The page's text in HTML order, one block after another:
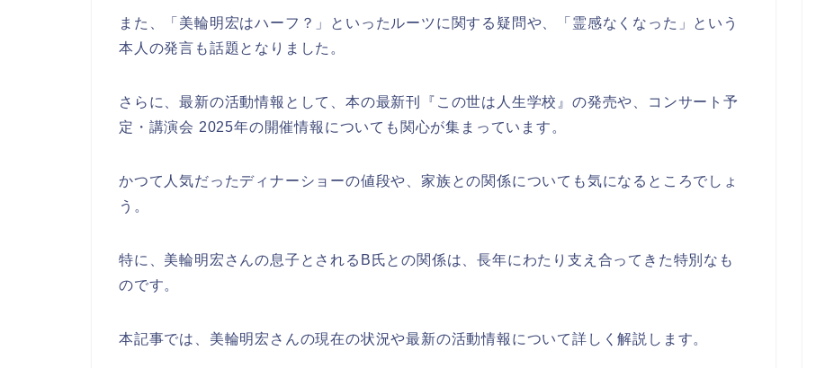
また、「美輪明宏はハーフ？」といったルーツに関する疑問や、「霊感なくなった」という
本人の発言も話題となりました。
さらに、最新の活動情報として、本の最新刊『この世は人生学校』の発売や、コンサート予
定・講演会 2025年の開催情報についても関心が集まっています。
かつて人気だったディナーショーの値段や、家族との関係についても気になるところでしょ
う。
特に、美輪明宏さんの息子とされるB氏との関係は、長年にわたり支え合ってきた特別なも
のです。
本記事では、美輪明宏さんの現在の状況や最新の活動情報について詳しく解説します。